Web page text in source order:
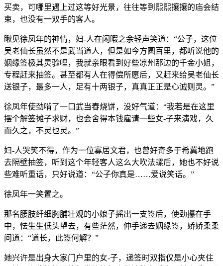
买卖，可哪里遇上过这等好光景，往往等到熙熙攘攘的庙会结
束，也没有一双手的客人。
瞅见徐凤年的神情，妇-人在闲暇之余轻声笑道：“公子，这位
吴老仙长虽然不是武当道人，但是如今方圆百里，都听说他的
姻缘签极其灵验哩，我就亲眼看到好些凉州那边的千金小姐，
专程赶来抽签。甚至都有人在得偿所愿后，又赶来给吴老仙长
送银子，最多一人，足有十两银子，真真正正是心诚则灵。”
徐凤年使劲啃了一口武当春烧饼，没好气道：“我若是在这里
摆个解签摊子求财，也会舍得本钱雇请一些女-子来演戏，久
而久之，不灵也灵。”
妇-人哭笑不得，作为一位寡居文君，也曾好奇多于希冀地跑
去隔壁抽签，听到这个年轻客人这么大吹法螺后，她也不好说
些难听重话，只好说道：“公子你真是……爱说笑话。”
徐凤年一笑置之。
那名腰肢纤细胸脯壮观的小娘子摇出一支签后，使劲攥在手
中，怯生生低头望去，有些茫然，伸手递去姻缘签，娇娇柔柔
问道：“道长，此签何解？”
她兴许是出身大家门户里的女-子，递签时双指仅是小心夹住